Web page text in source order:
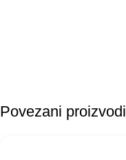
Povezani proizvodi